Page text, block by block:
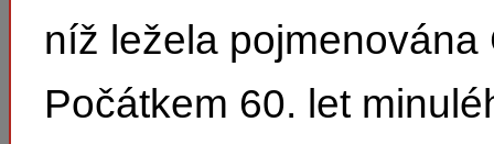
níž ležela pojmenována
Počátkem 60. let